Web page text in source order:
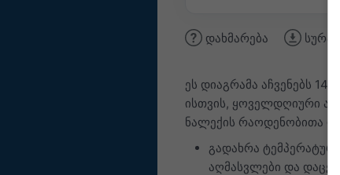
დახმარება
ეს დიაგრამა აჩვენებს
ისთვის, ყოველდღიური
ნალექის რაოდენობითა
გადახრა
აღმასვლები და